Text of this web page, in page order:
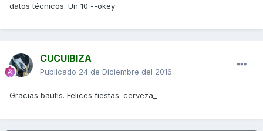
datos técnicos. Un 10 --okey
CUCUIBIZA
Publicado 24 de Diciembre del 2016
Gracias bautis. Felices fiestas. cerveza_